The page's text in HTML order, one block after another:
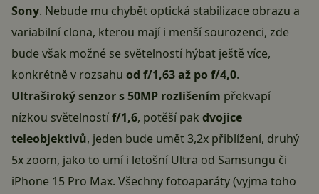
Sony. Nebude mu chybět optická stabilizace obrazu a
variabilní clona, kterou mají i menší sourozenci, zde
bude však možné se světelností hýbat ještě více,
konkrétně v rozsahu od f/1,63 až po f/4,0.
Ultraširoký senzor s 50MP rozlišením překvapí
nízkou světelnostíf/1,6, potěší pak dvojice
teleobjektivů, jeden bude umět 3,2x přiblížení, druhý
5x zoom, jako to umí i letošní Ultra od Samsungu či
iPhone 15 Pro Max. Všechny fotoaparáty (vyjma toho